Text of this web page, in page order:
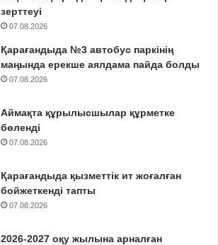
зерттеуі
07.08.2026
Қарағандыда №3 автобус паркінің
маңында ерекше аялдама пайда болды
07.08.2026
Аймақта құрылысшылар құрметке
бөленді
07.08.2026
Қарағандыда қызметтік ит жоғалған
бойжеткенді тапты
07.08.2026
2026-2027 оқу жылына арналған